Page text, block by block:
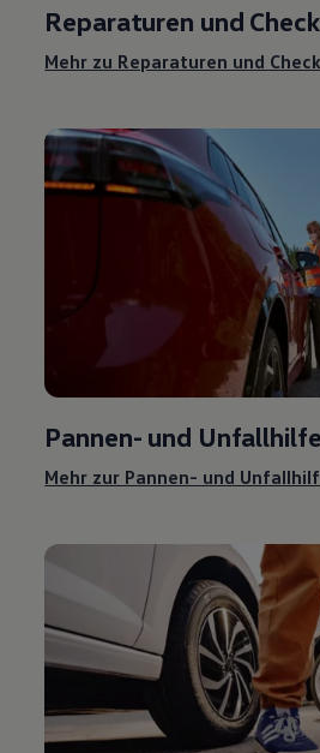
Reparaturen und
Mehr zu Reparaturen und
Pannen- und Unfallhilfe
Mehr zur Pannen- und